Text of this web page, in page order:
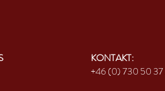
KONTAKT:
+46 (0) 730 50 37